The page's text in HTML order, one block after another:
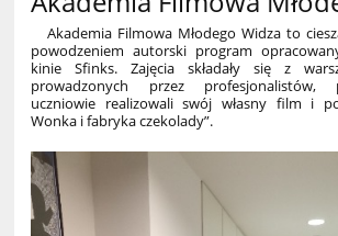
Akademia Filmowa Młodego Widza to
powodzeniem autorski program
kinie Sfinks. Zajęcia składały się z
prowadzonych przez profesjonalistów,
uczniowie realizowali swój własny film i
Wonka i fabryka czekolady”.